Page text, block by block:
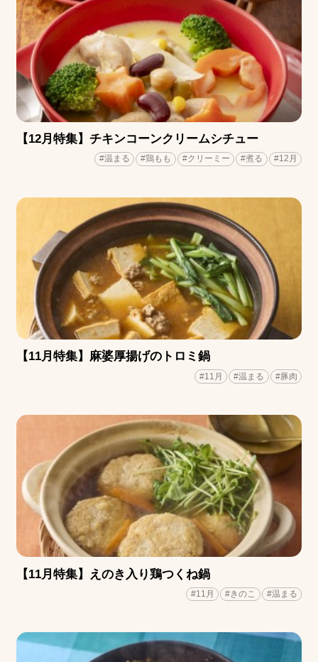
【12月特集】チキンコーンクリームシチュー
#温まる #鶏もも #クリーミー #煮る #12月
【11月特集】麻婆厚揚げのトロミ鍋
#11月 #温まる #豚肉
【11月特集】えのき入り鶏つくね鍋
#11月 #きのこ #温まる